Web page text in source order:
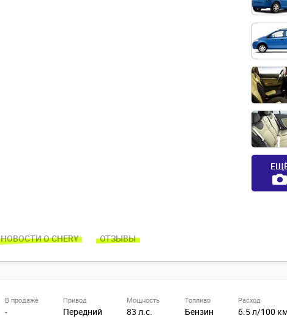
НОВОСТИ О CHERY ОТЗЫВЫ
В продаже
-
Привод
Передний
Мощность
83 л.с.
Топливо
Бензин
Расход
6.5 л/100